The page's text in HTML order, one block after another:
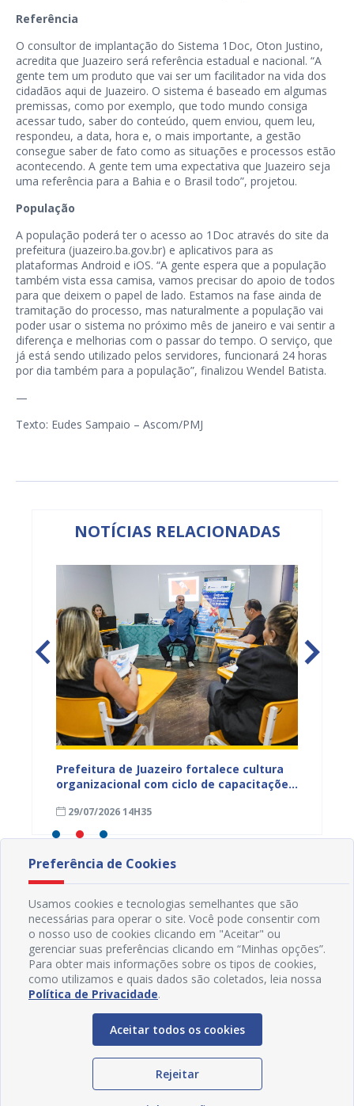
Referência
O consultor de implantação do Sistema 1Doc, Oton Justino,
acredita que Juazeiro será referência estadual e nacional. “A
gente tem um produto que vai ser um facilitador na vida dos
cidadãos aqui de Juazeiro. O sistema é baseado em algumas
premissas, como por exemplo, que todo mundo consiga
acessar tudo, saber do conteúdo, quem enviou, quem leu,
respondeu, a data, hora e, o mais importante, a gestão
consegue saber de fato como as situações e processos estão
acontecendo. A gente tem uma expectativa que Juazeiro seja
uma referência para a Bahia e o Brasil todo”, projetou.
População
A população poderá ter o acesso ao 1Doc através do site da
prefeitura (juazeiro.ba.gov.br) e aplicativos para as
plataformas Android e iOS. “A gente espera que a população
também vista essa camisa, vamos precisar do apoio de todos
para que deixem o papel de lado. Estamos na fase ainda de
tramitação do processo, mas naturalmente a população vai
poder usar o sistema no próximo mês de janeiro e vai sentir a
diferença e melhorias com o passar do tempo. O serviço, que
já está sendo utilizado pelos servidores, funcionará 24 horas
por dia também para a população”, finalizou Wendel Batista.
—
Texto: Eudes Sampaio – Ascom/PMJ
NOTÍCIAS RELACIONADAS
Prefeitura de Juazeiro fortalece cultura
organizacional com ciclo de capacitações
29/07/2026 14H35
Redes Sociais
Preferência de Cookies
Usamos cookies e tecnologias semelhantes que são
necessárias para operar o site. Você pode consentir com
o nosso uso de cookies clicando em "Aceitar" ou
gerenciar suas preferências clicando em “Minhas opções”.
Para obter mais informações sobre os tipos de cookies,
como utilizamos e quais dados são coletados, leia nossa
Política de Privacidade.
Aceitar todos os cookies
Rejeitar